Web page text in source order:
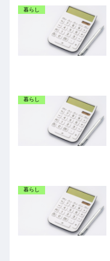
暮らし
暮らし
暮らし